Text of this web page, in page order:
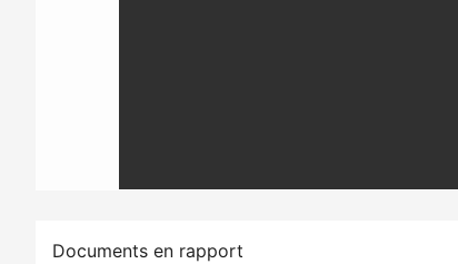
Documents en rapport